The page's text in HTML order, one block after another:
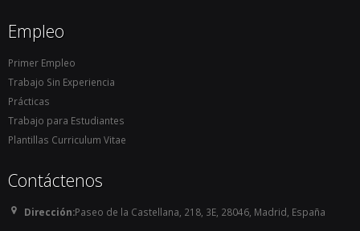
Empleo
Primer Empleo
Trabajo Sin Experiencia
Prácticas
Trabajo para Estudiantes
Plantillas Curriculum Vitae
Contáctenos
Dirección:Paseo de la Castellana, 218, 3E, 28046, Madrid, España